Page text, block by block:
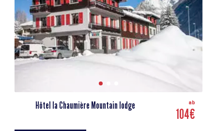
Hôtel la Chaumière Mountain lodge ab
104€